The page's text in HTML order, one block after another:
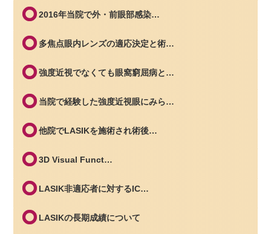
2016年当院で外・前眼部感染…
多焦点眼内レンズの適応決定と術…
強度近視でなくても眼窩窮屈病と…
当院で経験した強度近視眼にみら…
他院でLASIKを施術され術後…
3D Visual Funct…
LASIK非適応者に対するIC…
LASIKの長期成績について